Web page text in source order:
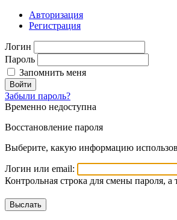
Авторизация
Регистрация
Логин
Пароль
Запомнить меня
Войти
Забыли пароль?
Временно недоступна
Восстановление пароля
Выберите, какую информацию
Логин или email:
Контрольная строка для смены пароля,